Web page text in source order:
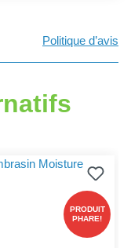
Politique d’avis
PRODUIT
PHARE!